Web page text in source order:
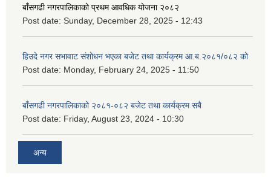
बाँसगढी नगरपालिकाको प्रथम आवधिक योजना २०८२
Post date: Sunday, December 28, 2025 - 12:43
हिउदे नगर सभावाट संशोधन भएका बजेट तथा कार्यक्रम आ.ब.२०८१/०८२ को
Post date: Monday, February 24, 2025 - 11:50
बाँसगढी नगरपालिकाको २०८१-०८२ बजेट तथा कार्यक्रम सबै
Post date: Friday, August 23, 2024 - 10:30
अन्य